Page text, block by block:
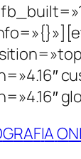
GRAFIAON